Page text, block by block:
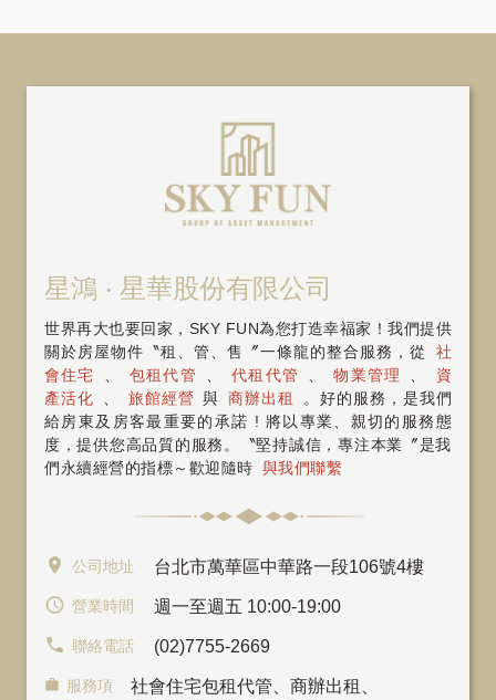
星鴻 ‧ 星華股份有限公司
世界再大也要回家，SKY FUN為您打造幸福家！我們提供
關於房屋物件〝租、管、售〞一條龍的整合服務，從
社
會住宅
、 包租代管 、 代租代管 、 物業管理 、
資
產活化
、 旅館經營 與 商辦出租
。好的服務，是我們
給房東及房客最重要的承諾 ! 將以專業、親切的服務態
度，提供您高品質的服務。〝堅持誠信，專注本業〞是我
們永續經營的指標～歡迎隨時 與我們聯繫
公司地址 台北市萬華區中華路一段106號4樓
營業時間 週一至週五 10:00-19:00
聯絡電話 (02)7755-2669
服務項
社會住宅包租代管 、商辦出租